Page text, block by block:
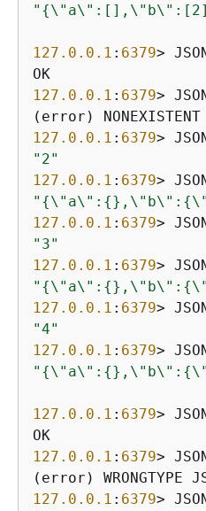
" {
127.0 .0 .1 : 6379>
127.0 .0 .1 : 6379>
127.0 .0 .1 : 6379>
"2"
127.0 .0 .1 : 6379
" {\"a\": {},\"b\": {
127.0 .0 .1 : 6379>
"3"
127.0 .0 .1 : 6379
" {\"a\": {},\"b\": {
127.0 .0 .1 : 6379>
"4"
127.0 .0 .1 : 6379
" {\"a\": {},\"b\": {
127.0 .0 .1 : 6379>
127.0 .0 .1 : 6379>
127.0 .0 .1 : 6379>